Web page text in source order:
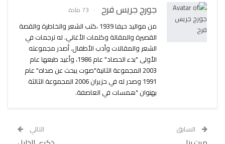
جورج جريس فرح 73 مادة
من مواليد حيفا 1939 ،كتب الشعر والخاطرة والقصة
القصيرة والمقالة وكلمات الأغاني. له ترجمات في
الشعر والمقالات وأدب الأطفال. أصدر مجموعته
الأولى "بدء الحصاد" عام 1986، وأعيد طبعها عام
2003 المجموعة الثانية"صوت يبحث عن صداه" عام
1991 وصدر له في حزيران 2006 المجموعة الثالثة
بهنوان "همسات في العاصفة.
السابق التالي